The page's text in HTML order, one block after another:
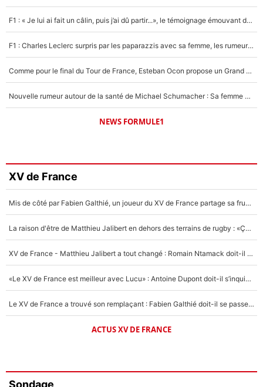
F1 : « Je lui ai fait un câlin, puis j’ai dû partir...», le témoignage émouvant de Max Verstappen sur sa fille
F1 : Charles Leclerc surpris par les paparazzis avec sa femme, les rumeurs étaient vraies !
Comme pour le final du Tour de France, Esteban Ocon propose un Grand Prix de Formule 1 à Paris : «Autour de l’Arc de Triomphe, ce serait génial» !
Nouvelle rumeur autour de la santé de Michael Schumacher : Sa femme Corinna sort du silence
NEWS FORMULE1
XV de France
Mis de côté par Fabien Galthié, un joueur du XV de France partage sa frustration : «ils ne me l’ont pas dit tout de suite»
La raison d'être de Matthieu Jalibert en dehors des terrains de rugby : «Ça m'atteint autant que si tu touches à un membre de ma famille»
XV de France - Matthieu Jalibert a tout changé : Romain Ntamack doit-il s’inquiéter pour sa place à un an de la Coupe du monde ?
«Le XV de France est meilleur avec Lucu» : Antoine Dupont doit-il s’inquiéter pour sa place ?
Le XV de France a trouvé son remplaçant : Fabien Galthié doit-il se passer d'Antoine Dupont ?
ACTUS XV DE FRANCE
Sondage